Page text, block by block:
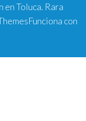
en Toluca. Rara
Funciona con